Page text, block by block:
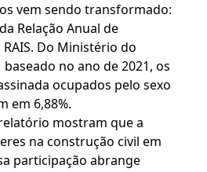
vem sendo transformado:
Relação Anual de
Do Ministério do
no ano de 2021, os
ocupados pelo sexo
em 6,88%.
mostram que a
na construção civil em
participação abrange